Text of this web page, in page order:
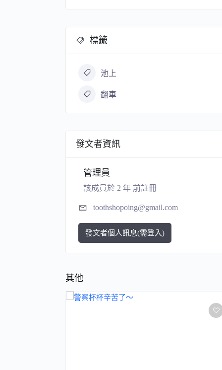
標籤
池上
翻車
發文者資訊
管理員
該成員於 2 年 前註冊
toothshopoing@gmail.com
發文者個人訊息(需登入)
其他